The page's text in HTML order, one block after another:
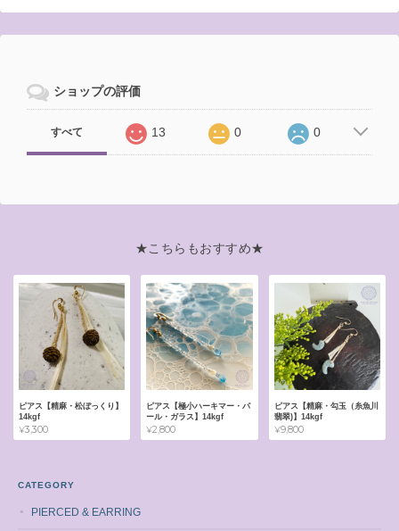
ショップの評価
すべて 13 0 0
★こちらもおすすめ★
ピアス【精麻・松ぼっくり】
14kgf
¥3,300
ピアス【極小ハーキマー・パ
ール・ガラス】14kgf
¥2,800
ピアス【精麻・勾玉（糸魚川
翡翠)】14kgf
¥9,800
CATEGORY
PIERCED & EARRING